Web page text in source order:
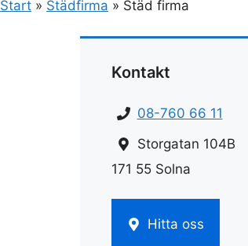
Start » Städfirma » Städ firma
Kontakt
08-760 66 11
Storgatan 104B
171 55 Solna
Hitta oss